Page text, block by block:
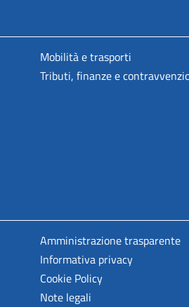
Mobilità e trasporti
Tributi, finanze e
Amministrazione trasparente
Informativa privacy
Cookie Policy
Note legali